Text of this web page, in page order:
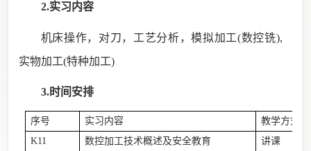
2.实习内容
机床操作，对刀，工艺分析，模拟加工(数控铣),
实物加工(特种加工)
3.时间安排
序号 实习内容
教学方式
K11
数控加工技术概述及安全教育
讲课